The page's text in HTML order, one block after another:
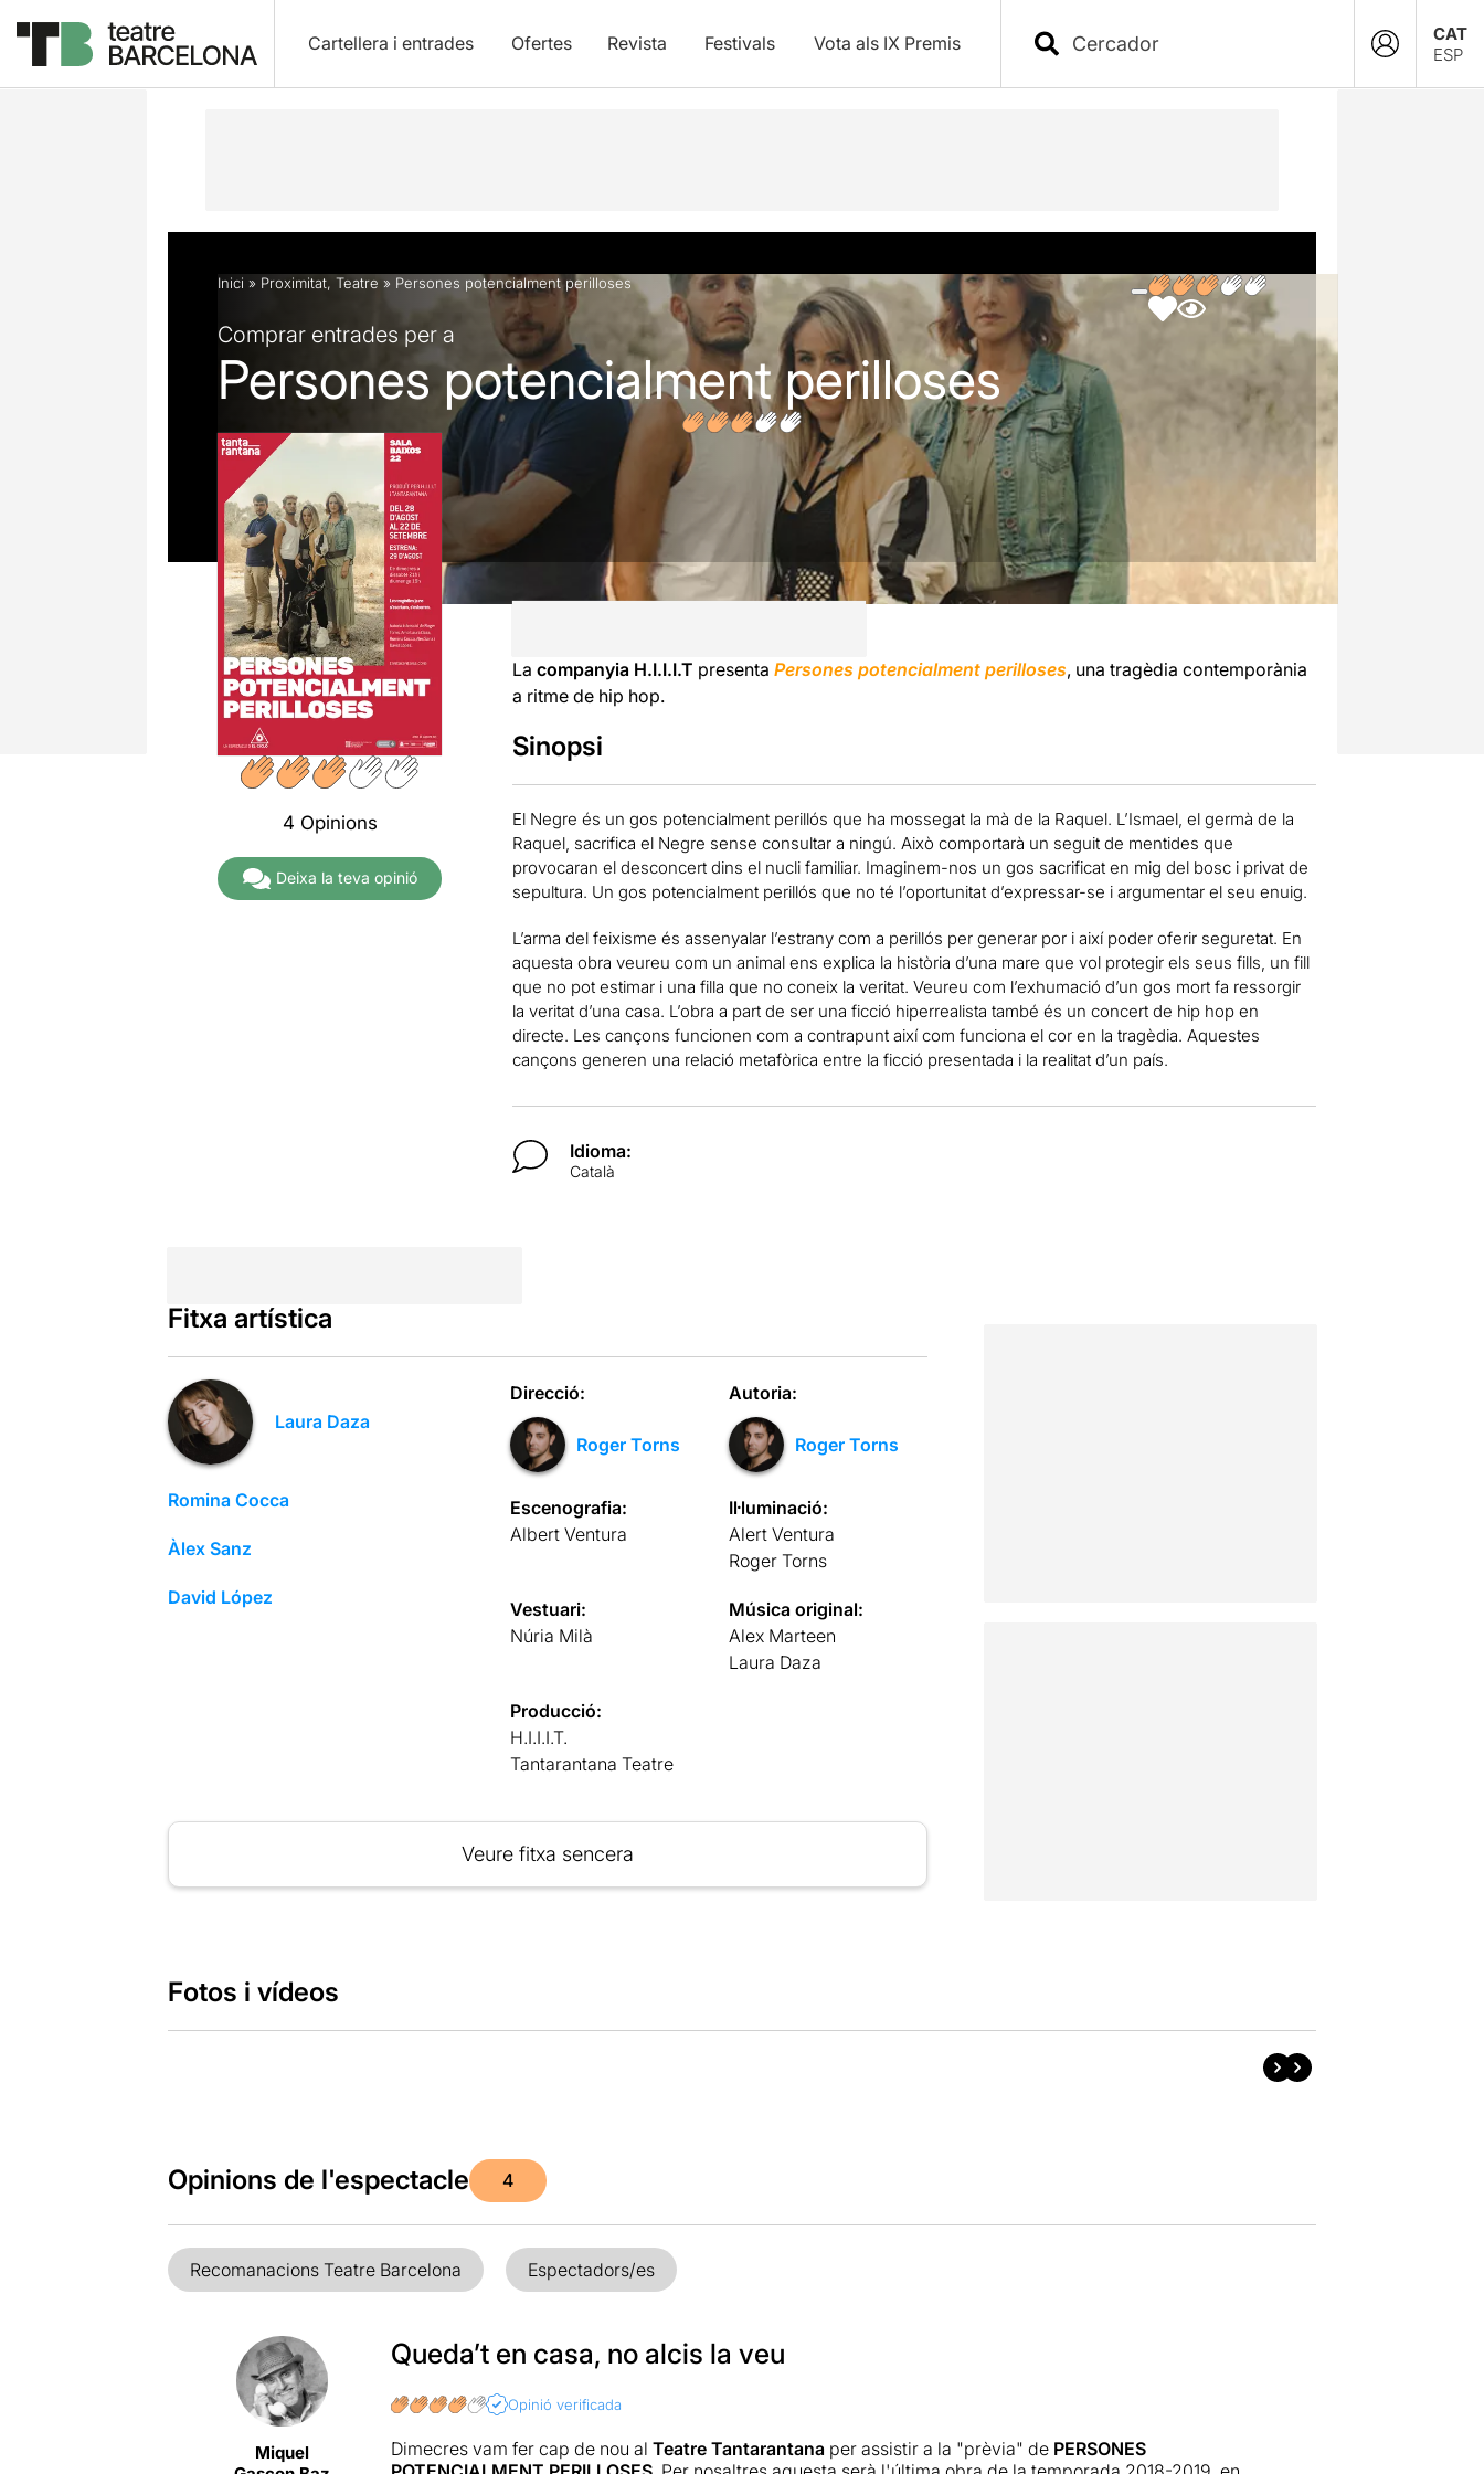
Cartellera i entrades Ofertes Revista Festivals Vota als IX Premis
CAT
ESP
Descripció Fitxa artística Fotos i vídeos Opinions Articles
Inici » Proximitat, Teatre » Persones potencialment perilloses
Comprar entrades per a
Persones potencialment perilloses
4 Opinions
Deixa la teva opinió
La companyia H.I.I.I.T presenta Persones potencialment perilloses, una tragèdia contemporània
a ritme de hip hop.
Sinopsi
El Negre és un gos potencialment perillós que ha mossegat la mà de la Raquel. L’Ismael, el germà de la
Raquel, sacrifica el Negre sense consultar a ningú. Això comportarà un seguit de mentides que
provocaran el desconcert dins el nucli familiar. Imaginem-nos un gos sacrificat en mig del bosc i privat de
sepultura. Un gos potencialment perillós que no té l’oportunitat d’expressar-se i argumentar el seu enuig.
L’arma del feixisme és assenyalar l’estrany com a perillós per generar por i així poder oferir seguretat. En
aquesta obra veureu com un animal ens explica la història d’una mare que vol protegir els seus fills, un fill
que no pot estimar i una filla que no coneix la veritat. Veureu com l’exhumació d’un gos mort fa ressorgir
la veritat d’una casa. L’obra a part de ser una ficció hiperrealista també és un concert de hip hop en
directe. Les cançons funcionen com a contrapunt així com funciona el cor en la tragèdia. Aquestes
cançons generen una relació metafòrica entre la ficció presentada i la realitat d’un país.
Idioma:
Català
Fitxa artística
Laura Daza
Romina Cocca
Àlex Sanz
David López
Direcció:
Roger Torns
Autoria:
Roger Torns
Escenografia:
Albert Ventura
Il·luminació:
Alert Ventura
Roger Torns
Vestuari:
Núria Milà
Música original:
Alex Marteen
Laura Daza
Producció:
H.I.I.I.T.
Tantarantana Teatre
Veure fitxa sencera
Fotos i vídeos
Opinions de l'espectacle 4
Recomanacions Teatre Barcelona Espectadors/es
Miquel
Queda’t en casa, no alcis la veu
Opinió verificada
Dimecres vam fer cap de nou al Teatre Tantarantana per assistir a la "prèvia" de PERSONES